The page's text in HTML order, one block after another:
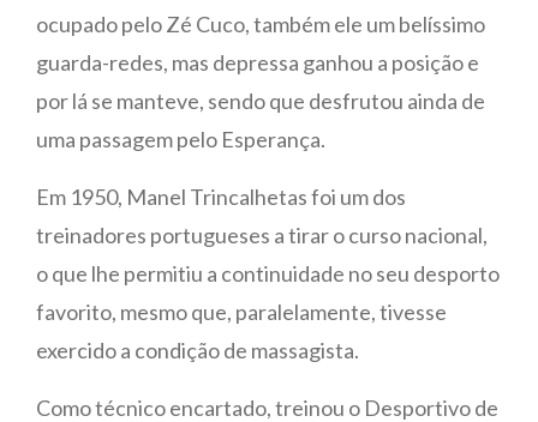
ocupado pelo Zé Cuco, também ele um belíssimo
guarda-redes, mas depressa ganhou a posição e
por lá se manteve, sendo que desfrutou ainda de
uma passagem pelo Esperança.
Em 1950, Manel Trincalhetas foi um dos
treinadores portugueses a tirar o curso nacional,
o que lhe permitiu a continuidade no seu desporto
favorito, mesmo que, paralelamente, tivesse
exercido a condição de massagista.
Como técnico encartado, treinou o Desportivo de